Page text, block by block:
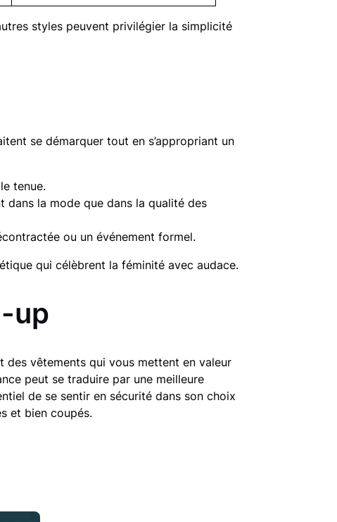
styles peuvent privilégier la simplicité
se démarquer tout en s’appropriant un
tenue.
la mode que dans la qualité des
ou un événement formel.
qui célèbrent la féminité avec audace.
up
vêtements qui vous mettent en valeur
peut se traduire par une meilleure
de se sentir en sécurité dans son choix
et bien coupés.